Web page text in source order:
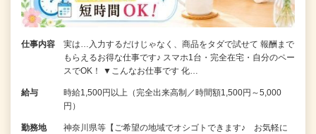
仕事内容
実は…入力するだけじゃなく、商品をタダで試せて 報酬まで
もらえるお得な仕事です♪ スマホ1台・完全在宅・自分のペー
スでOK！ ▼こんなお仕事です 化…
給与
時給1,500円以上（完全出来高制／時間額1,500円～5,000
円）
勤務地
神奈川県等【ご希望の地域でオシゴトできます♪ お気軽に